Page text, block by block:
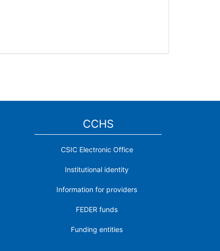
CCHS
CSIC Electronic Office
Institutional identity
Information for providers
FEDER funds
Funding entities